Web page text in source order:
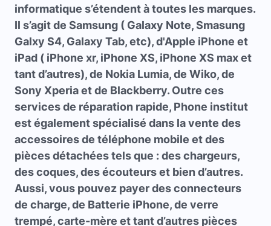
informatique s’étendent à toutes les marques.
Il s’agit de Samsung ( Galaxy Note, Smasung
Galxy S4, Galaxy Tab, etc), d'Apple iPhone et
iPad ( iPhone xr, iPhone XS, iPhone XS max et
tant d’autres), de Nokia Lumia, de Wiko, de
Sony Xperia et de Blackberry. Outre ces
services de réparation rapide, Phone institut
est également spécialisé dans la vente des
accessoires de téléphone mobile et des
pièces détachées tels que : des chargeurs,
des coques, des écouteurs et bien d’autres.
Aussi, vous pouvez payer des connecteurs
de charge, de Batterie iPhone, de verre
trempé, carte-mère et tant d’autres pièces